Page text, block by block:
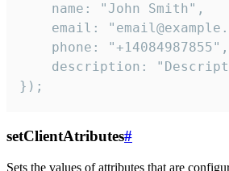
    name: "John Smith",
email:
    phone: "+14084987855",
description:
});
setClientAtributes#
Sets the values ​​of attributes that are